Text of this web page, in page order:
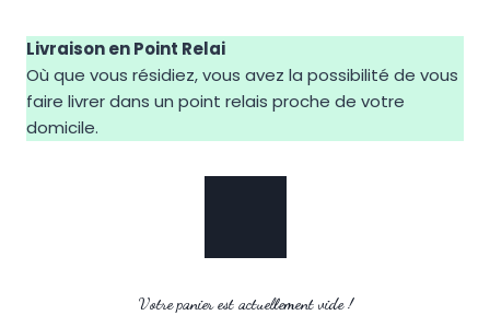
Livraison en Point Relai
Où que vous résidiez, vous avez la possibilité de vous
faire livrer dans un point relais proche de votre
domicile.
Votre panier est actuellement vide !